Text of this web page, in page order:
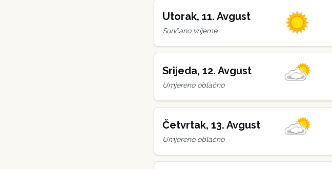
Utorak, 11. Avgust
Sunčano vrijeme
Srijeda, 12. Avgust
Umjereno oblačno
Četvrtak, 13. Avgust
Umjereno oblačno